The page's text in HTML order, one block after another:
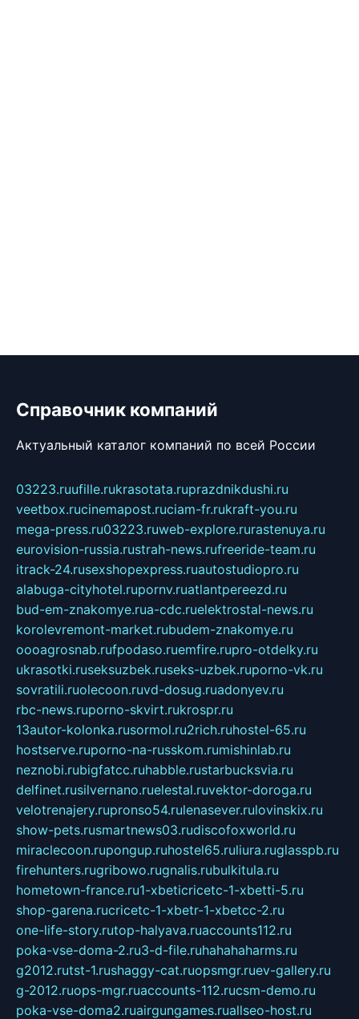
Справочник компаний
Актуальный каталог компаний по всей России
03223.ruufille.rukrasotata.ruprazdnikdushi.ru
veetbox.rucinemapost.ruciam-fr.rukraft-you.ru
mega-press.ru03223.ruweb-explore.rurastenuya.ru
eurovision-russia.rustrah-news.rufreeride-team.ru
itrack-24.rusexshopexpress.ruautostudiopro.ru
alabuga-cityhotel.rupornv.ruatlantpereezd.ru
bud-em-znakomye.rua-cdc.ruelektrostal-news.ru
korolevremont-market.rubudem-znakomye.ru
oooagrosnab.rufpodaso.ruemfire.rupro-otdelky.ru
ukrasotki.ruseksuzbek.ruseks-uzbek.ruporno-vk.ru
sovratili.ruolecoon.ruvd-dosug.ruadonyev.ru
rbc-news.ruporno-skvirt.rukrospr.ru
13autor-kolonka.rusormol.ru2rich.ruhostel-65.ru
hostserve.ruporno-na-russkom.rumishinlab.ru
neznobi.rubigfatcc.ruhabble.rustarbucksvia.ru
delfinet.rusilvernano.ruelestal.ruvektor-doroga.ru
velotrenajery.rupronso54.rulenasever.rulovinskix.ru
show-pets.rusmartnews03.rudiscofoxworld.ru
miraclecoon.rupongup.ruhostel65.ruliura.ruglasspb.ru
firehunters.rugribowo.rugnalis.rubulkitula.ru
hometown-france.ru1-xbeticricetc-1-xbetti-5.ru
shop-garena.rucricetc-1-xbetr-1-xbetcc-2.ru
one-life-story.rutop-halyava.ruaccounts112.ru
poka-vse-doma-2.ru3-d-file.ruhahahaharms.ru
g2012.rutst-1.rushaggy-cat.ruopsmgr.ruev-gallery.ru
g-2012.ruops-mgr.ruaccounts-112.rucsm-demo.ru
poka-vse-doma2.ruairgungames.ruallseo-host.ru